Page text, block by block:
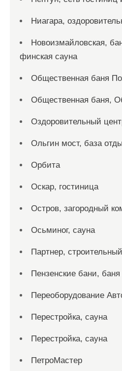
Ниагара,
Новоизмайловская,
финская сауна
Общественная баня
Общественная баня,
Оздоровительный
Ольгин мост, база
Орбита
Оскар, гостиница
Остров, загородный
Осьминог, сауна
Партнер,
Пензенские бани,
Переоборудование
Перестройка, сауна
Перестройка, сауна
ПетроМастер